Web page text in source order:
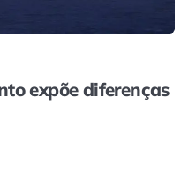
expõe diferenças